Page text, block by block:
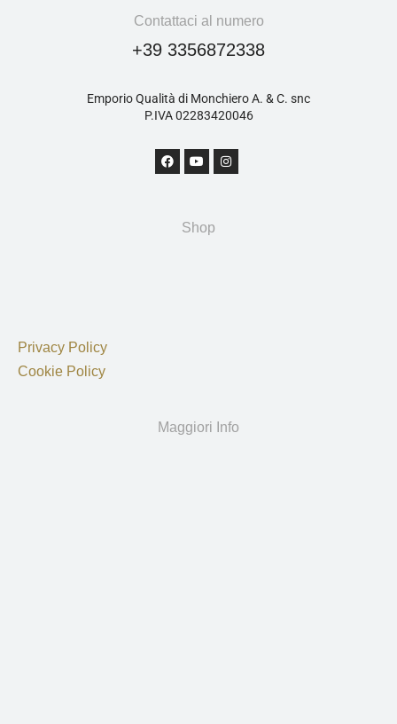
Contattaci al numero
+39 3356872338
Emporio Qualità di Monchiero A. & C. snc
P.IVA 02283420046
Shop
Privacy Policy
Cookie Policy
Maggiori Info